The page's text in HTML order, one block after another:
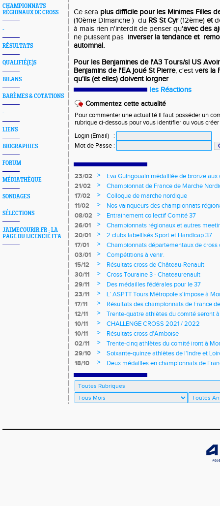
CHAMPIONNATS
RÉGIONAUX DE CROSS
-
RÉSULTATS
QUALIFIÉ(E)S
BILANS
BARÈMES & COTATIONS
-
LIENS
BIOGRAPHIES
FORUM
MÉDIATHÈQUE
SONDAGES
SÉLECTIONS
JAIMECOURIR.FR - LA
PAGE DU LICENCIÉ FFA
Ce sera plus difficile pour les Minimes Filles
(10ème Dimanche ) du RS St Cyr(12ème) et
à mais rien n'interdit de penser qu'avec des
ne puissent pas inverser la tendance et
automnal.
Pour les Benjamines de l'A3 Tours/sl US
Benjamins de l'EA joué St Pierre, c'est vers la
qu'ils (et elles) doivent lorgner
les Réactions
Commentez cette actualité
Pour commenter une actualité il faut posséder un
rubrique ci-dessous pour vous identifier ou vous
Login (Email)
:
Mot de Passe :
23/02 >
Eva Guingouain médaillée de bronze
jeunes
21/02 >
Championnat de France de Marche
17/02
>
Colloque de marche nordique
11/02
>
Nos vainqueurs des championnats
08/02
>
Entrainement collectif Comité 37
26/01
>
Championnats régionaux et autres
20/01
>
2 clubs labellisés Sport et Handicap 37
17/01
>
Championnats départementaux de cross
longs et meetings en salle
03/01 >
Compétitions à venir.
15/12
>
Résultats cross de Château-Renault
30/11
>
Cross Touraine 3 - Chateaurenault
29/11
>
Des médailles fédérales pour le 37
23/11
>
L’ ASPTT Tours Métropole s'impose à
17/11
>
Résultats des championnats de France
12/11
>
Trente-quatre athlètes du comité seront
10/11
>
CHALLENGE CROSS 2021 / 2022
10/11
>
Résultats cross d'Amboise
02/11
>
Trente-cinq athlètes du comité iront à
29/10
>
Soixante-quinze athlètes de l'Indre et
régionaux de cross-country 2021
18/10 > Deux médailles en championnats de